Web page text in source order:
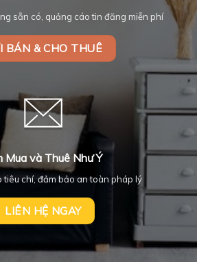
sẵn có, quảng cáo tin đăng miễn phí
BÁN & CHO THUÊ
Mua và Thuê Như Ý
tiêu chí, đảm bảo an toàn pháp lý
LIÊN HỆ NGAY